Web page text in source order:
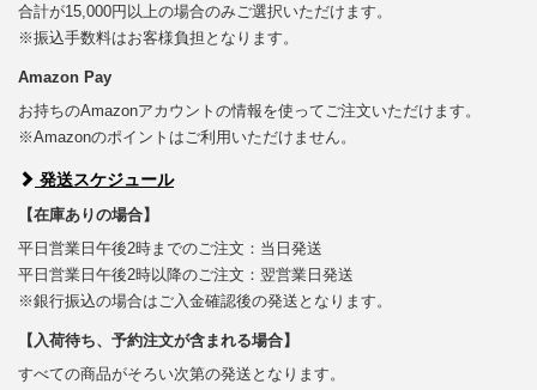
合計が15,000円以上の場合のみご選択いただけます。
※振込手数料はお客様負担となります。
Amazon Pay
お持ちのAmazonアカウントの情報を使ってご注文いただけます。
※Amazonのポイントはご利用いただけません。
発送スケジュール
【在庫ありの場合】
平日営業日午後2時までのご注文：当日発送
平日営業日午後2時以降のご注文：翌営業日発送
※銀行振込の場合はご入金確認後の発送となります。
【入荷待ち、予約注文が含まれる場合】
すべての商品がそろい次第の発送となります。